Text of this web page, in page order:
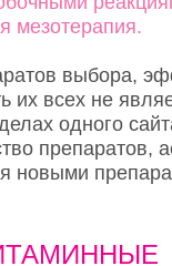
мезотерапия.
выбора,
их всех не
одного
препаратов,
новыми